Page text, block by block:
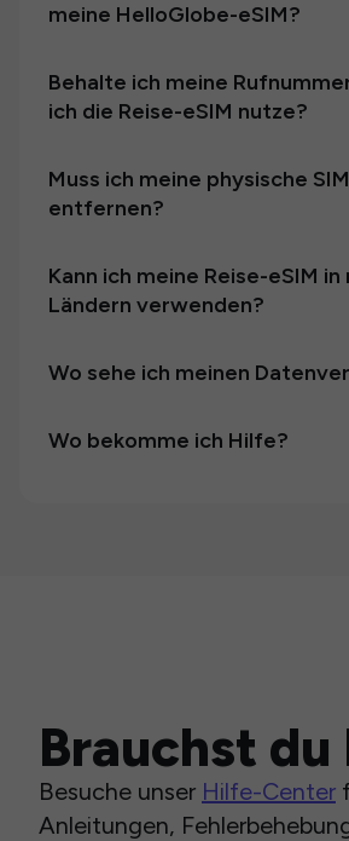
meine HelloGlobe-eSIM?
Behalte ich meine
ich die Reise-eSIM nutze?
Muss ich meine physische SIM
entfernen?
Kann ich meine Reise-eSIM
Ländern verwenden?
Wo sehe ich meinen
Wo bekomme ich Hilfe?
Brauchst du
Besuche unser Hilfe-Center
Anleitungen,